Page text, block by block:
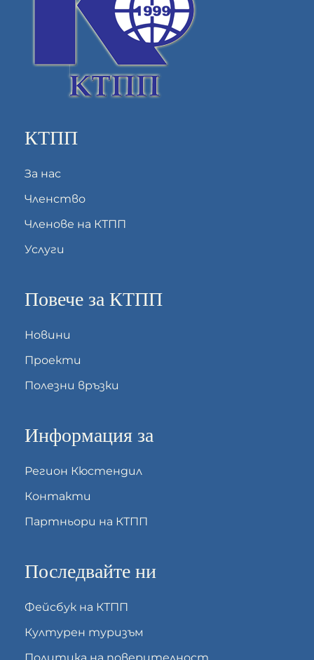
КТПП
За нас
Членство
Членове на КТПП
Услуги
Повече за КТПП
Новини
Проекти
Полезни връзки
Информация за
Регион Кюстендил
Контакти
Партньори на КТПП
Последвайте ни
Фейсбук на КТПП
Културен туризъм